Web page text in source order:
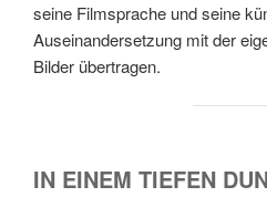
seine Filmsprache und seine
Auseinandersetzung mit der
Bilder übertragen.
IN EINEM TIEFEN